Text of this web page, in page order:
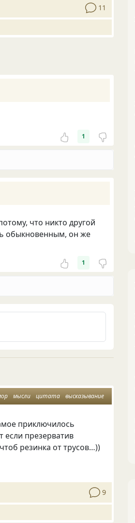
11
1
что никто другой
обыкновенным, он же
1
мысли цитата высказывание
приключилось
презерватив
резинка от трусов…))
9